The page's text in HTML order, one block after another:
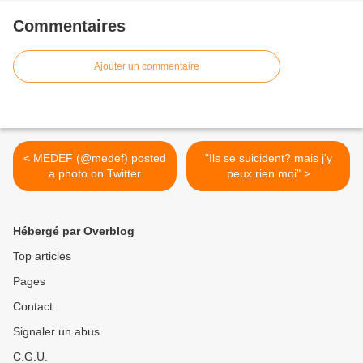
Commentaires
Ajouter un commentaire
< MEDEF (@medef) posted
a photo on Twitter
"Ils se suicident? mais j'y
peux rien moi" >
Hébergé par Overblog
Top articles
Pages
Contact
Signaler un abus
C.G.U.